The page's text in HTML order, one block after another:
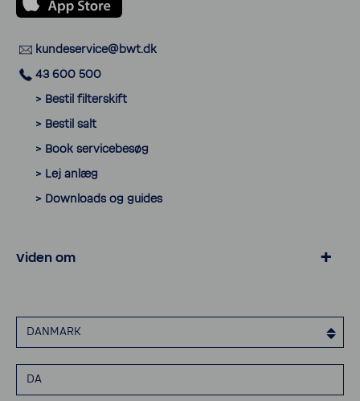
kunde­ser­vice@bwt.dk
43 600 500
> Bestil filter­skift
> Bestil salt
> Book servi­ce­besøg
> Lej anlæg
> Down­loads og guides
Viden om
> Cookies
> Elek­tro­nisk faktu­re­ring
DANMARK
DA